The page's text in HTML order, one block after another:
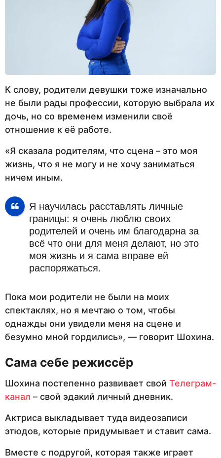
К слову, родители девушки тоже изначально
не были рады профессии, которую выбрала их
дочь, но со временем изменили своё
отношение к её работе.
«Я сказала родителям, что сцена – это моя
жизнь, что я не могу и не хочу заниматься
ничем иным.
Я научилась расставлять личные
границы: я очень люблю своих
родителей и очень им благодарна за
всё что они для меня делают, но это
моя жизнь и я сама вправе ей
распоряжаться.
Пока мои родители не были на моих
спектаклях, но я мечтаю о том, чтобы
однажды они увидели меня на сцене и
безумно мной гордились», — говорит Шохина.
Сама себе режиссёр
Шохина постепенно развивает свой Телеграм-
канал – свой эдакий личный дневник.
Актриса выкладывает туда видеозаписи
этюдов, которые придумывает и ставит сама.
Вместе с подругой, которая также играет